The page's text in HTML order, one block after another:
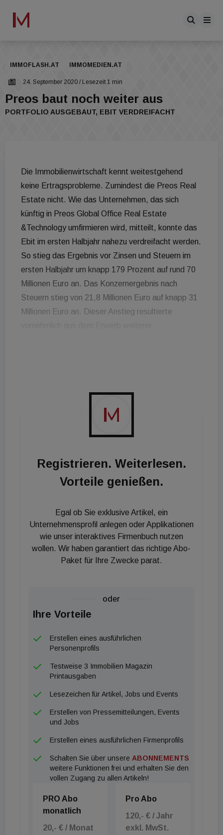
IMMOFLASH.AT IMMOMEDIEN.AT
24. September 2020 / Lesezeit 1 min
Preos baut noch weiter aus
PORTFOLIO AUSGEBAUT, EBIT VERDREIFACHT
Die Immobilienwirtschaft kennt weitestgehend
keine Ertragsprobleme. Zumindest die Preos Real
Estate nicht. Wie das Unternehmen, das sich
künftig in Preos Global Office Real Estate
&Technology umfirmieren wird, mitteilt, konnte das
Ebit im ersten Halbjahr nahezu verdreifacht werden.
So stieg das Ergebnis vor Zinsen und Steuern im
ersten Halbjahr um knapp 179 Prozent auf rund 70
Millionen Euro an. Das Konzernergebnis nach
Steuern stieg von 21,8 Millionen Euro auf knapp 31
Millionen Euro an. Dieser Anstieg resultierte
Neuerwerbungen gehören unter anderem das
Westend Carree im Zentrum von Frankfurt am Main
mit renommierten Mietern, wie u.a. dem Max-
Planck-Institut, sowie der Centurion Tower. Preos-
Großaktionärs und Asset Managers, der publity AG,
konnten wir unser Immobilienportfolio zügig
durch COVID-19. Wir haben somit bewiesen, dass
unser Geschäftsmodell krisenresistent ist. Für die
Zukunft sehen wir uns solide aufgestellt und
verfügen über eine stark gefüllte Pipeline an
Gewerbeimmobilien mit Wertsteigerungspotenzial.
Ankäufe in Destinationen wie Paris, Luxemburg
aber auch Österreich vor.
Registrieren. Weiterlesen.
Vorteile genießen.
Egal ob Sie exklusive Artikel, ein
Unternehmensprofil anlegen oder Applikationen
wie unser interaktives Firmenbuch nutzen
wollen. Wir haben garantiert das richtige Abo-
Paket für Ihre Zwecke parat.
oder
Ihre Vorteile
Erstellen eines ausführlichen
Personenprofils
Testweise 3 Immobilien Magazin
Printausgaben
Lesezeichen für Artikel, Jobs und Events
Erstellen von Pressemitteilungen, Events
und Jobs
Erstellen eines ausführlichen Firmenprofils
Schalten Sie über unsere ABONNEMENTS
weitere Funktionen frei und erhalten Sie den
vollen Zugang zu allen Artikeln!
PRO Abo
monatlich
20,- € / Monat
Pro Abo
120,- € / Jahr
exkl. MwSt.